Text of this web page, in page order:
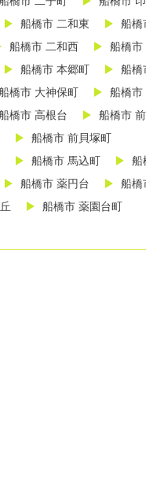
船橋市 二和東
船橋
船橋市 二和西
船橋市
船橋市 本郷町
船橋
橋市 大神保町
船橋市
橋市 高根台
船橋市
船橋市 前貝塚町
船橋市 馬込町
船
船橋市 薬円台
船橋
船橋市 薬園台町